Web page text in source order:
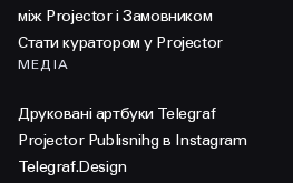
між Projector і Замовником
Стати куратором у Projector
МЕДІА
Друковані артбуки Telegraf
Projector Publisnihg в Instagram
Telegraf.Design